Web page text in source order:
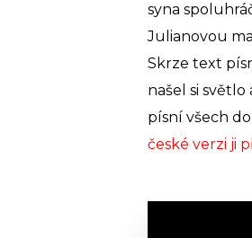
syna
Julianovou
Skrze text
našel si
písní všech
české verzi ji